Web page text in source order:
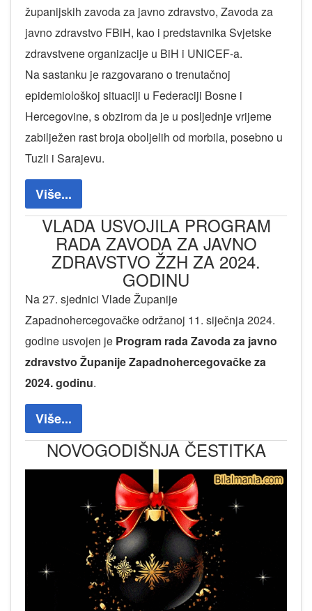
županijskih zavoda za javno zdravstvo, Zavoda za
javno zdravstvo FBiH, kao i predstavnika Svjetske
zdravstvene organizacije u BiH i UNICEF-a.
Na sastanku je razgovarano o trenutačnoj
epidemiološkoj situaciji u Federaciji Bosne i
Hercegovine, s obzirom da je u posljednje vrijeme
zabilježen rast broja oboljelih od morbila, posebno u
Tuzli i Sarajevu.
Više...
VLADA USVOJILA PROGRAM
RADA ZAVODA ZA JAVNO
ZDRAVSTVO ŽZH ZA 2024.
GODINU
Na 27. sjednici Vlade Županije
Zapadnohercegovačke održanoj 11. siječnja 2024.
godine usvojen je Program rada Zavoda za javno
zdravstvo Županije Zapadnohercegovačke za
2024. godinu.
Više...
NOVOGODIŠNJA ČESTITKA